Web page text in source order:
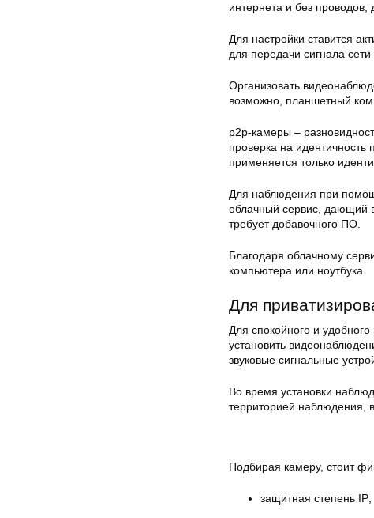
интернета и без
Для настройки ставится
для передачи сигнала сети
Организовать
возможно, планшетный
p2p-камеры –
проверка на идентичность
применяется только
Для наблюдения при
облачный сервис, дающий
требует добавочного ПО.
Благодаря облачному
компьютера или ноутбука.
Для
Для спокойного и
установить
звуковые сигнальные
Во время установки
территорией наблюдения,
Подбирая камеру, стоит
защитная степень IP;